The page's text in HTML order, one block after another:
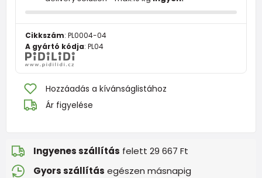
Cikkszám: PL0004-04
A gyártó kódja: PL04
Hozzáadás a kívánságlistához
Ár figyelése
Ingyenes szállítás felett 29 667 Ft
Gyors szállítás egészen másnapig